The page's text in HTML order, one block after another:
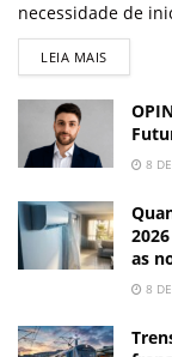
necessidade de
LEIA MAIS
8
as
8